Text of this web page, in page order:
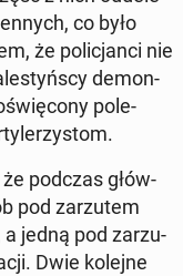
co było
że po­li­cjan­ci nie
de­mon­
po­le­
podczas głów­
pod za­rzu­tem
a jedną pod za­rzu­
Dwie kolejne